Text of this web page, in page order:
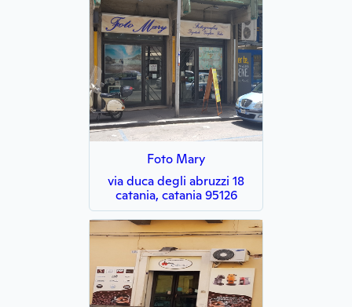
Foto Mary
via duca degli abruzzi 18
catania, catania 95126